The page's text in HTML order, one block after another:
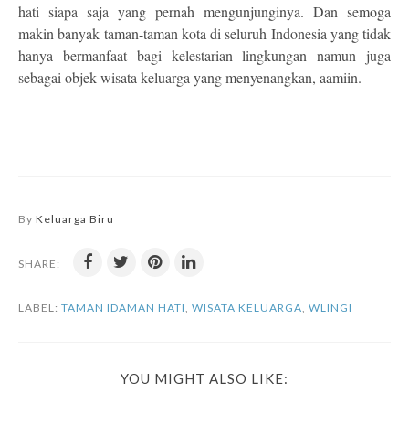
hati siapa saja yang pernah mengunjunginya. Dan semoga
makin banyak taman-taman kota di seluruh Indonesia yang tidak
hanya bermanfaat bagi kelestarian lingkungan namun juga
sebagai objek wisata keluarga yang menyenangkan, aamiin.
By Keluarga Biru
SHARE:
LABEL: TAMAN IDAMAN HATI WISATA KELUARGA WLINGI
YOU MIGHT ALSO LIKE: